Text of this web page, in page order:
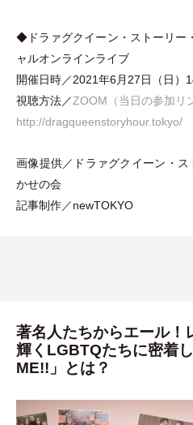
◆ドラァグクイーン ・ ストーリー ・
ャルオンラインライブ
開催日時／2021年6月27日
（ 日 ）
視聴方法／ZOOM （当日の参加リ
http://dragqueenstoryhour.tokyo/
画像提供／ドラァグクイーン ・ ス
かせの会
記事制作／newTOKYO
著名人たちからエール！
輝くLGBTQたちに密着
ME!!」とは？